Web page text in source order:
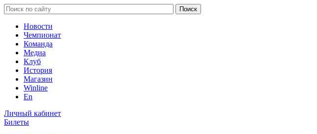
Новости
Чемпионат
Команда
Медиа
Клуб
История
Магазин
Winline
En
Личный кабинет
Билеты